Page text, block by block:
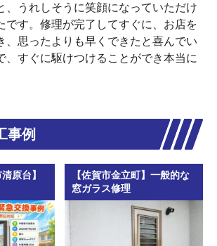
、うれしそうに笑顔になっていただけ
です。修理が完了してすぐに、お店を
、思ったよりも早くできたと喜んでい
、すぐに駆けつけることができ本当に
事例
原台】
【佐賀市金立町】一般的な
窓ガラス修理